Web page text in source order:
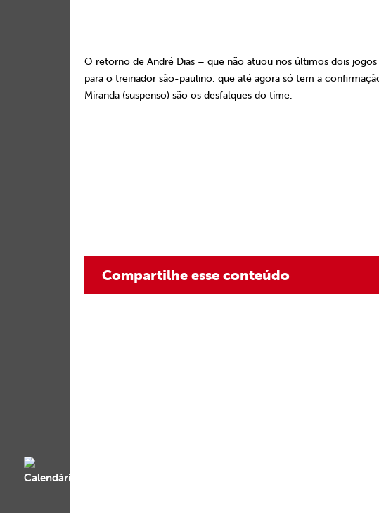
O retorno de André Dias – que não atuou nos últimos dois
para o treinador são-paulino, que até agora só tem a
Miranda (suspenso) são os desfalques do time.
Compartilhe esse conteúdo